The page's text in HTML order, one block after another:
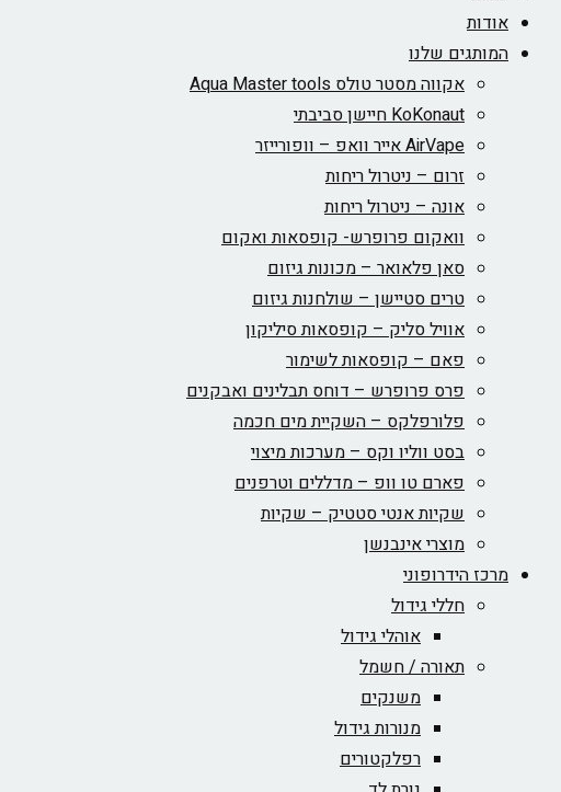
אודות
המותגים שלנו
אקווה מסטר טולס Aqua Master tools
KoKonaut חיישן סביבתי
AirVape אייר וואפ – וופורייזר
זרום – ניטרול ריחות
אונה – ניטרול ריחות
וואקום פרופרש- קופסאות ואקום
סאן פלאואר – מכונות גיזום
טרים סטיישן – שולחנות גיזום
אוויל סליק – קופסאות סיליקון
פאם – קופסאות לשימור
פרס פרופרש – דוחס תבלינים ואבקנים
פלורפלקס – השקיית מים חכמה
בסט ווליו וקס – מערכות מיצוי
פארם טו וופ – מדללים וטרפנים
שקיות אנטי סטטיק – שקיות
מוצרי אינבנשן
מרכז הידרופוני
חללי גידול
אוהלי גידול
תאורה / חשמל
משנקים
מנורות גידול
רפלקטורים